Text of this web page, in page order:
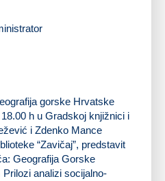
h u Gradskoj knjižnici i
i Zdenko Mance
“Zavičaj”, predstavit
Geografija Gorske
analizi socijalno-